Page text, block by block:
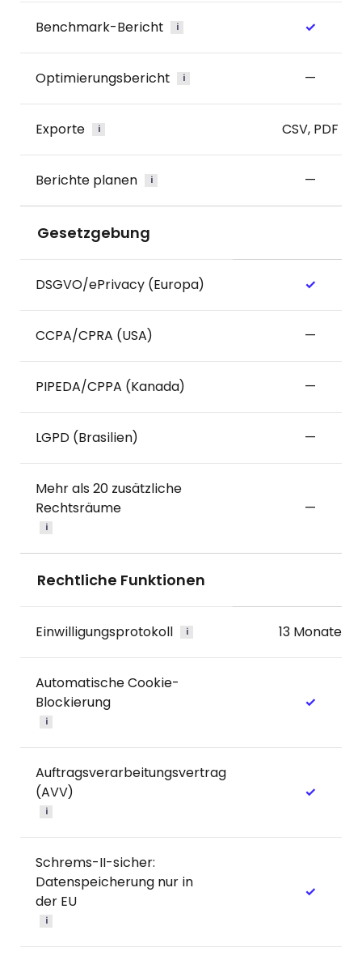
Benchmark-Bericht i ✓
Optimierungsbericht i —
Exporte i CSV, PDF
Berichte planen i —
Gesetzgebung
DSGVO/ePrivacy (Europa) ✓
CCPA/CPRA (USA) —
PIPEDA/CPPA (Kanada) —
LGPD (Brasilien) —
Mehr als 20 zusätzliche
Rechtsräume
i
—
Rechtliche Funktionen
Einwilligungsprotokoll i 13 Monate
Automatische Cookie-
Blockierung
i
✓
Auftragsverarbeitungsvertrag
(AVV)
i
✓
Schrems-II-sicher:
Datenspeicherung nur in
der EU
i
✓